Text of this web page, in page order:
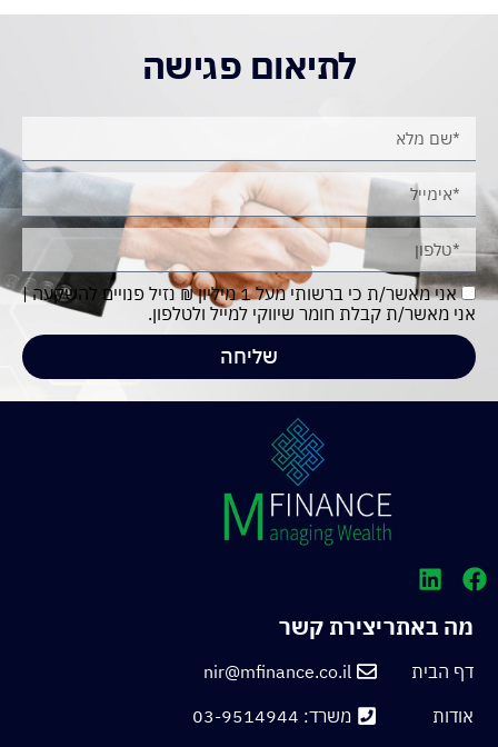
לתיאום פגישה
אני מאשר/ת כי ברשותי מעל 1 מיליון ₪ נזיל פנויים להשקעה |
אני מאשר/ת קבלת חומר שיווקי למייל ולטלפון.
שליחה
מה באתר
דף הבית
אודות
יצירת קשר
nir@mfinance.co.il
משרד: 03-9514944